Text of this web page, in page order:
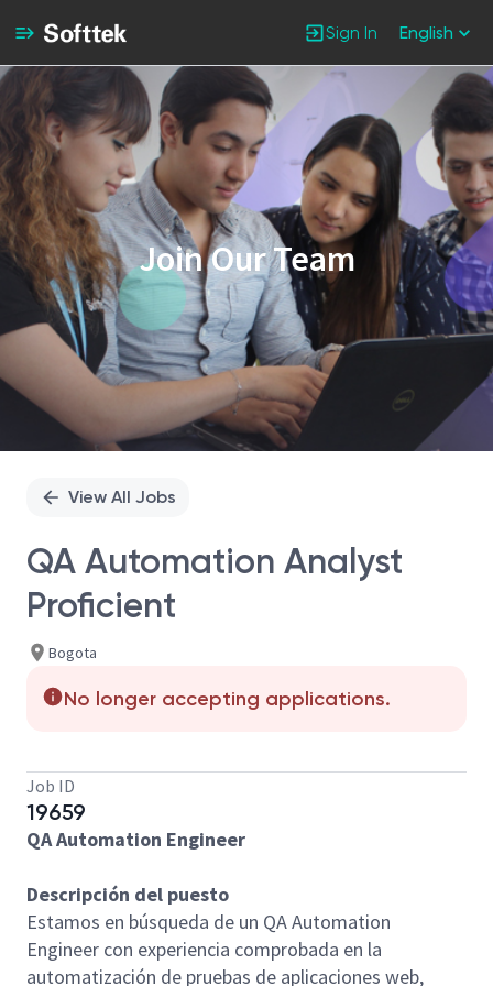
Sign In English
Single
Position
Join Our Team
View All Jobs
QA Automation Analyst
Proficient
Bogota
No longer accepting applications.
Job ID
19659
QA Automation Engineer
Descripción del puesto
Estamos en búsqueda de un QA Automation
Engineer con experiencia comprobada en la
automatización de pruebas de aplicaciones web,